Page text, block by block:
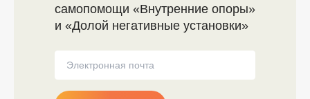
самопомощи «Внутренние опоры»
и «Долой негативные установки»